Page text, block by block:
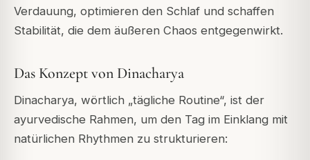
Verdauung, optimieren den Schlaf und schaffen
Stabilität, die dem äußeren Chaos entgegenwirkt.
Das Konzept von Dinacharya
Dinacharya, wörtlich „tägliche Routine“, ist der
ayurvedische Rahmen, um den Tag im Einklang mit
natürlichen Rhythmen zu strukturieren: